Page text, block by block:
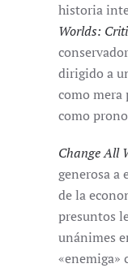
historia
Worlds:
dirigido a
como mera
como
Change All
generosa
de la
presuntos
unánimes
«enemiga»